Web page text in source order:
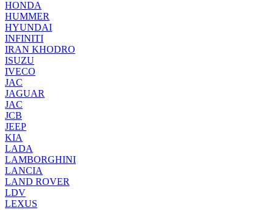
HONDA
HUMMER
HYUNDAI
INFINITI
IRAN KHODRO
ISUZU
IVECO
JAC
JAGUAR
JAС
JCB
JEEP
KIA
LADA
LAMBORGHINI
LANCIA
LAND ROVER
LDV
LEXUS